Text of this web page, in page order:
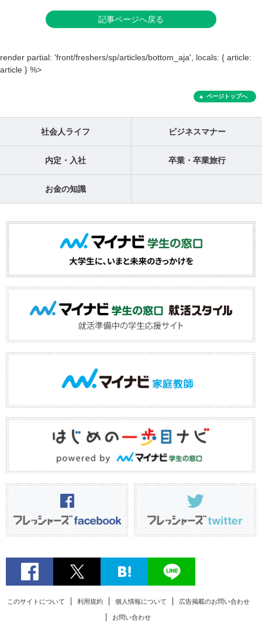
記事ページへ戻る
render partial: 'front/freshers/sp/articles/bottom_aja', locals: { article:
article } %>
ページトップへ
社会人ライフ ビジネスマナー
内定・入社 卒業・卒業旅行
お金の知識
このサイトについて 利用規約 個人情報について 広告掲載のお問い合わせ
お問い合わせ